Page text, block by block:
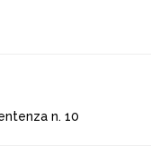
n. 10